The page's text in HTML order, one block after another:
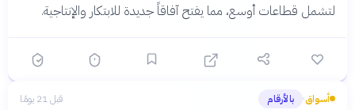
لتشمل قطاعات أوسع، مما يفتح آفاقاً جديدة للابتكار والإنتاجية.
أسواق› بالأرقام قبل 21 يومًا